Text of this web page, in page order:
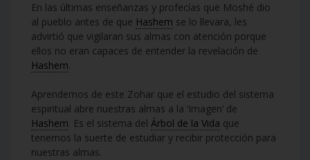
En las últimas enseñanzas y profecías que Moshé dio
al pueblo antes de que Hashem se lo llevara, les
advirtió que vigilaran sus almas con atención porque
ellos no eran capaces de entender la revelación de
Hashem.
Aprendemos de este Zohar que el estudio del sistema
espiritual abre nuestras almas a la ‘Imagen’ de
Hashem. Es el sistema del Árbol de la Vida que
tenemos la suerte de estudiar y recibir protección para
nuestras almas.